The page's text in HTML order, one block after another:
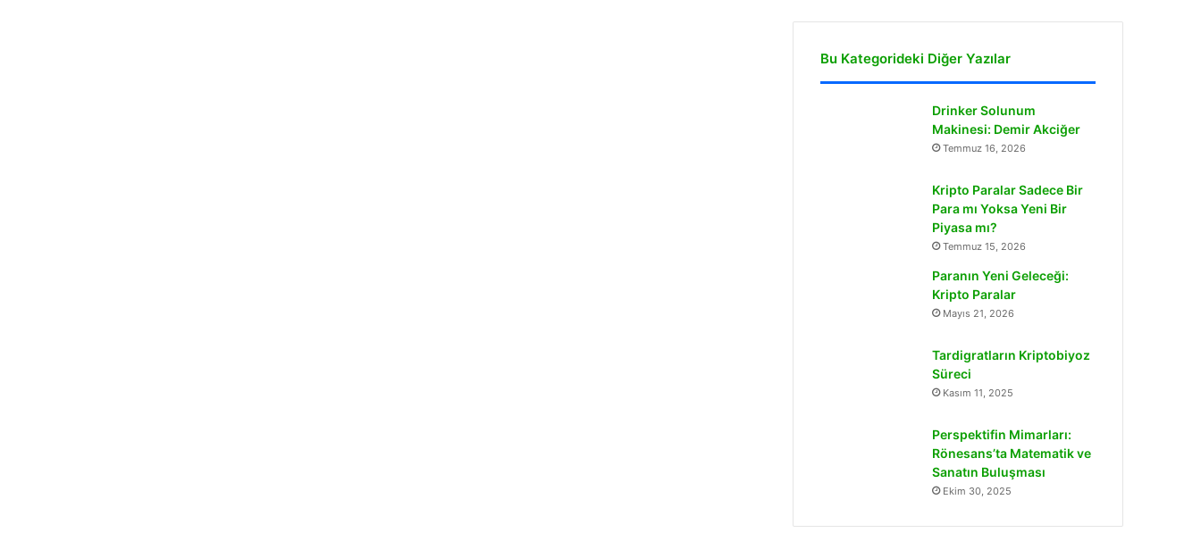
Bu Kategorideki Diğer Yazılar
Drinker Solunum
Makinesi: Demir Akciğer
Temmuz 16, 2026
Kripto Paralar Sadece Bir
Para mı Yoksa Yeni Bir
Piyasa mı?
Temmuz 15, 2026
Paranın Yeni Geleceği:
Kripto Paralar
Mayıs 21, 2026
Tardigratların Kriptobiyoz
Süreci
Kasım 11, 2025
Perspektifin Mimarları:
Rönesans’ta Matematik ve
Sanatın Buluşması
Ekim 30, 2025